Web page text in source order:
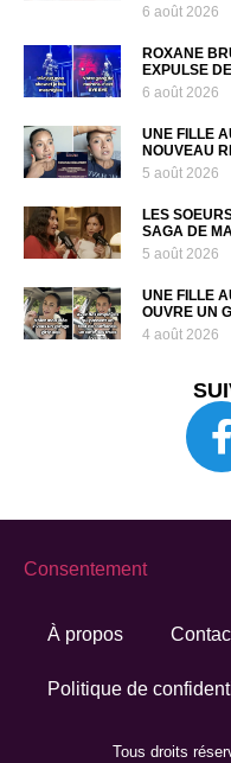
6 août 2026
ROXANE
EXPULSE
6 août 2026
UNE FILLE
NOUVEAU
5 août 2026
LES
SAGA DE
5 août 2026
UNE FILLE
OUVRE UN
4 août 2026
Tous droits
À propos
Politique de
Consentement